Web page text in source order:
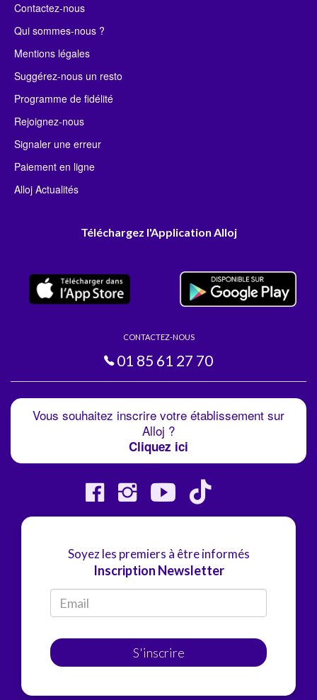
Contactez-nous
Qui sommes-nous ?
Mentions légales
Suggérez-nous un resto
Programme de fidélité
Rejoignez-nous
Signaler une erreur
Paiement en ligne
Alloj Actualités
Téléchargez l'Application Alloj
CONTACTEZ-NOUS
01 85 61 27 70
Vous souhaitez inscrire votre établissement sur
Alloj ?
Cliquez ici
Soyez les premiers à être informés
Inscription Newsletter
S'inscrire